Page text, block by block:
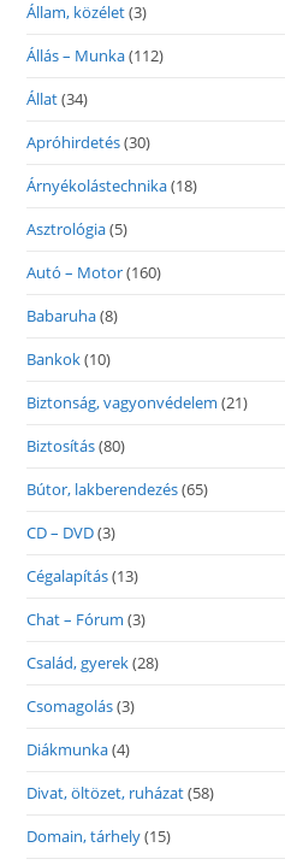
Állam, közélet(3)
Állás – Munka(112)
Állat(34)
Apróhirdetés(30)
Árnyékolástechnika(18)
Asztrológia(5)
Autó – Motor(160)
Babaruha(8)
Bankok(10)
Biztonság, vagyonvédelem (21)
Biztosítás(80)
Bútor, lakberendezés(65)
CD – DVD(3)
Cégalapítás(13)
Chat – Fórum (3)
Család, gyerek(28)
Csomagolás(3)
Diákmunka(4)
Divat, öltözet, ruházat(58)
Domain, tárhely(15)